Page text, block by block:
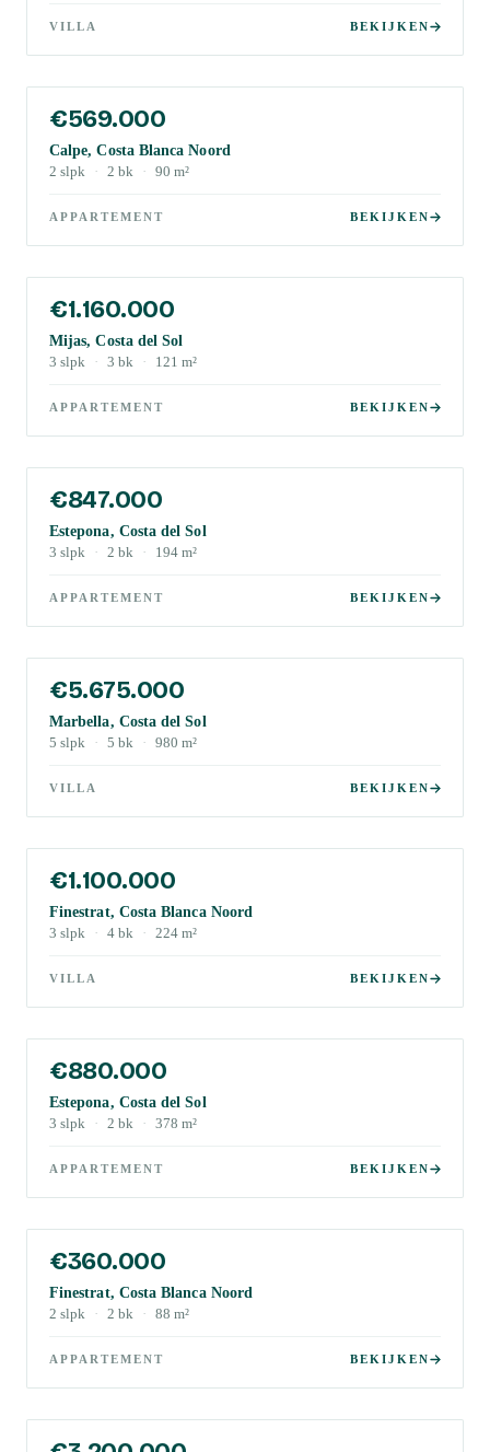
VILLA BEKIJKEN
€569.000
Calpe, Costa Blanca Noord
2 slpk · 2 bk · 90 m²
APPARTEMENT BEKIJKEN
€1.160.000
Mijas, Costa del Sol
3 slpk · 3 bk · 121 m²
APPARTEMENT BEKIJKEN
€847.000
Estepona, Costa del Sol
3 slpk · 2 bk · 194 m²
APPARTEMENT BEKIJKEN
€5.675.000
Marbella, Costa del Sol
5 slpk · 5 bk · 980 m²
VILLA BEKIJKEN
€1.100.000
Finestrat, Costa Blanca Noord
3 slpk · 4 bk · 224 m²
VILLA BEKIJKEN
€880.000
Estepona, Costa del Sol
3 slpk · 2 bk · 378 m²
APPARTEMENT BEKIJKEN
€360.000
Finestrat, Costa Blanca Noord
2 slpk · 2 bk · 88 m²
APPARTEMENT BEKIJKEN